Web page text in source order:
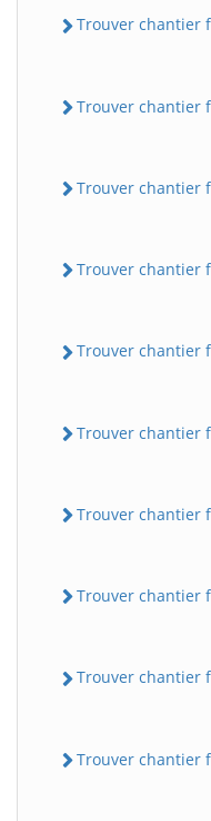
Trouver chantier
Trouver chantier
Trouver chantier
Trouver chantier
Trouver chantier
Trouver chantier
Trouver chantier
Trouver chantier
Trouver chantier
Trouver chantier